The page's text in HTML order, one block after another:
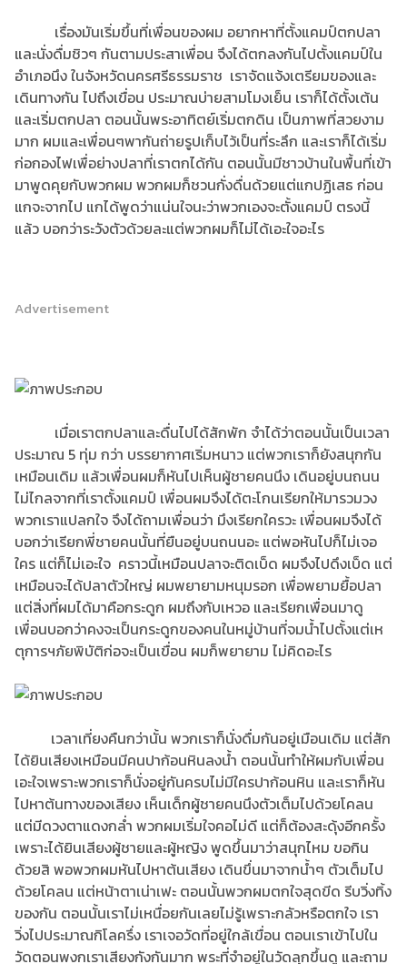
เรื่องมันเริ่มขึ้นที่เพื่อนของผม อยากหาที่ตั้งแคมป์ตกปลา
และนั่งดื่มชิวๆ กันตามประสาเพื่อน จึงได้ตกลงกันไปตั้งแคมป์ใน
อำเภอนึง ในจังหวัดนครศรีธรรมราช เราจัดแจ้งเตรียมของและ
เดินทางกัน ไปถึงเขื่อน ประมาณบ่ายสามโมงเย็น เราก็ได้ตั้งเต้น
และเริ่มตกปลา ตอนนั้นพระอาทิตย์เริ่มตกดิน เป็นภาพที่สวยงาม
มาก ผมและเพื่อนๆพากันถ่ายรูปเก็บไว้เป็นที่ระลึก และเราก็ได้เริ่ม
ก่อกองไฟเพื่อย่างปลาที่เราตกได้กัน ตอนนั้นมีชาวบ้านในพื้นที่เข้า
มาพูดคุยกับพวกผม พวกผมก็ชวนกั่งดื่นด้วยแต่แกปฏิเสธ ก่อน
แกจะจากไป แกได้พูดว่าแน่นใจนะว่าพวกเองจะตั้งแคมป์ ตรงนี้
แล้ว บอกว่าระวังตัวด้วยละแต่พวกผมก็ไม่ได้เอะใจอะไร
Advertisement
เมื่อเราตกปลาและดื่นไปได้สักพัก จำได้ว่าตอนนั้นเป็นเวลา
ประมาณ 5 ทุ่ม กว่า บรรยากาศเริ่มหนาว แต่พวกเราก็ยังสนุกกัน
เหมือนเดิม แล้วเพื่อนผมก็หันไปเห็นผู้ชายคนนึง เดินอยู่บนถนน
ไม่ไกลจากที่เราตั้งแคมป์ เพื่อนผมจึงได้ตะโกนเรียกให้มารวมวง
พวกเราแปลกใจ จึงได้ถามเพื่อนว่า มึงเรียกใครวะ เพื่อนผมจึงได้
บอกว่าเรียกพี่ชายคนนั้นที่ยืนอยู่บนถนนอะ แต่พอหันไปก็ไม่เจอ
ใคร แต่ก็ไม่เอะใจ คราวนี้เหมือนปลาจะติดเบ็ด ผมจึงไปดึงเบ็ด แต่
เหมือนจะได้ปลาตัวใหญ่ ผมพยายามหนุมรอก เพื่อพยามยื้อปลา
แต่สิ่งที่ผมได้มาคือกระดูก ผมถึงกับเหวอ และเรียกเพื่อนมาดู
เพื่อนบอกว่าคงจะเป็นกระดูกของคนในหมู่บ้านที่จมน้ำไปตั้งแต่เห
ตุการฯภัยพิบัติก่อจะเป็นเขื่อน ผมก็พยายาม ไม่คิดอะไร
เวลาเที่ยงคืนกว่านั้น พวกเราก็นั่งดื่มกันอยู่เมือนเดิม แต่สัก
ได้ยินเสียงเหมือนมีคนปาก้อนหินลงน้ำ ตอนนั้นทำให้ผมกับเพื่อน
เอะใจเพราะพวกเราก็นั่งอยู่กันครบไม่มีใครปาก้อนหิน และเราก็หัน
ไปหาต้นทางของเสียง เห็นเด็กผู้ชายคนนึงตัวเต็มไปด้วยโคลน
แต่มีดวงตาแดงกล่ำ พวกผมเริ่มใจคอไม่ดี แต่ก็ต้องสะดุ้งอีกครั้ง
เพราะได้ยินเสียงผู้ชายและผู้หญิง พูดขึ้นมาว่าสนุกไหม ขอกิน
ด้วยสิ พอพวกผมหันไปหาต้นเสียง เดินขึ่นมาจากน้ำๆ ตัวเต็มไป
ด้วยโคลน แต่หน้าตาเน่าเฟะ ตอนนั้นพวกผมตกใจสุดขีด รีบวิ่งทิ้ง
ของกัน ตอนนั้นเราไม่เหนื่อยกันเลยไม่รู้เพราะกลัวหรือตกใจ เรา
วิ่งไปประมาณกิโลครึ่ง เราเจอวัดที่อยู่ใกล้เขื่อน ตอนเราเข้าไปใน
วัดตอนพงกเราเสียงกังกันมาก พระที่จำอยู่ในวัดลุกขึ้นดู และถาม